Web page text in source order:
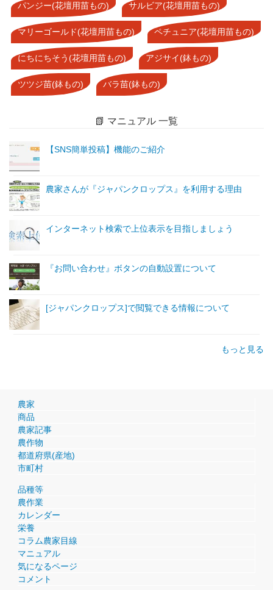
パンジー(花壇用苗もの) サルビア(花壇用苗もの)
マリーゴールド(花壇用苗もの) ペチュニア(花壇用苗もの)
にちにちそう(花壇用苗もの) アジサイ(鉢もの)
ツツジ苗(鉢もの) バラ苗(鉢もの)
📗 マニュアル 一覧
【SNS簡単投稿】機能のご紹介
農家さんが『ジャパンクロップス』を利用する理由
インターネット検索で上位表示を目指しましょう
『お問い合わせ』ボタンの自動設置について
[ジャパンクロップス]で閲覧できる情報について
もっと見る
農家
商品
農家記事
農作物
都道府県(産地)
市町村
品種等
農作業
カレンダー
栄養
コラム農家目線
マニュアル
気になるページ
コメント